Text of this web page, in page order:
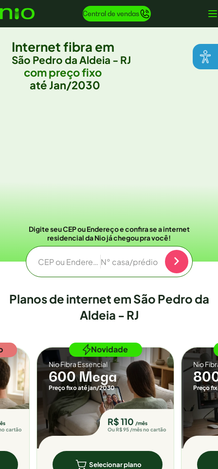
Central de vendas
Internet fibra em
São Pedro da Aldeia - RJ
com preço fixo
até Jan/2030
Digite seu CEP ou Endereço e confira se a internet
residencial da Nio já chegou pra você!
CEP ou EndereçoN° casa/prédio
Planos de internet em São Pedro da
Aldeia - RJ
cartão
Novidade
Nio Fibra Essencial
600 Mega
Preço fixo até jan/2030
R$ 110 /mês
Ou R$ 95 /mês no cartão
Selecionar plano
Nio
Preço